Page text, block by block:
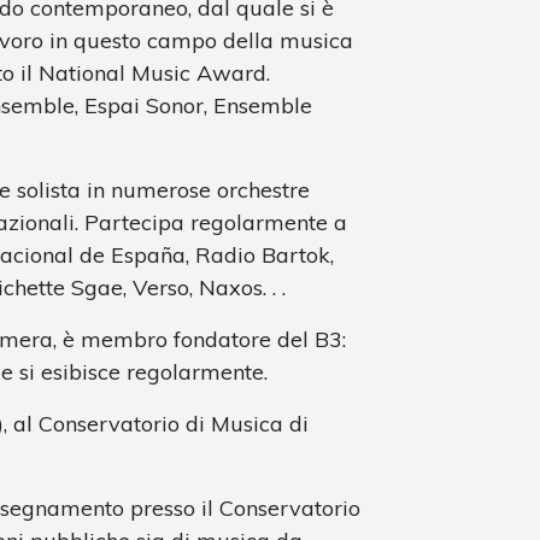
contemporaneo, dal quale si è
in questo campo della musica
il National Music Award.
Espai Sonor, Ensemble
in numerose orchestre
Partecipa regolarmente a
de España, Radio Bartok,
Sgae, Verso, Naxos. . .
è membro fondatore del B3:
si esibisce regolarmente.
al Conservatorio di Musica di
presso il Conservatorio